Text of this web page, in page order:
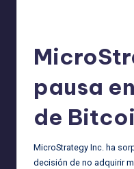
pausa
de
MicroStrategy Inc. ha
decisión de no adquirir